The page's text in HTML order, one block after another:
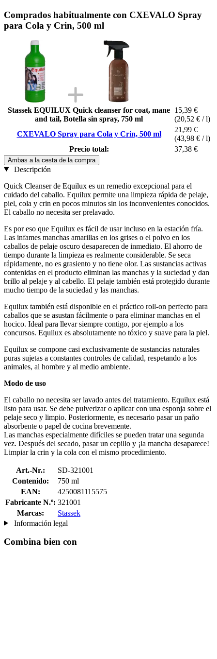
Comprados habitualmente con CXEVALO Spray
para Cola y Crin, 500 ml
Stassek EQUILUX Quick cleanser for coat, mane
and tail, Botella sin spray, 750 ml
15,39 €
(20,52 € / l)
CXEVALO Spray para Cola y Crin, 500 ml
21,99 €
(43,98 € / l)
Precio total:
37,38 €
Ambas a la cesta de la compra
Descripción
Quick Cleanser de Equilux es un remedio excepcional para el
cuidado del caballo. Equilux permite una limpieza rápida de pelaje,
piel, cola y crin en pocos minutos sin los inconvenientes conocidos.
El caballo no necesita ser prelavado.
Es por eso que Equilux es fácil de usar incluso en la estación fría.
Las infames manchas amarillas en los grises o el polvo en los
caballos de pelaje oscuro desaparecen de inmediato. El ahorro de
tiempo durante la limpieza es realmente considerable. Se seca
rápidamente, no es grasiento y no tiene olor. Las sustancias activas
contenidas en el producto eliminan las manchas y la suciedad y dan
brillo al pelaje y al cabello. El pelaje también está protegido durante
mucho tiempo de la suciedad y las manchas.
Equilux también está disponible en el práctico roll-on perfecto para
caballos que se asustan fácilmente o para eliminar manchas en el
hocico. Ideal para llevar siempre contigo, por ejemplo a los
concursos. Equilux es absolutamente no tóxico y suave para la piel.
Equilux se compone casi exclusivamente de sustancias naturales
puras sujetas a constantes controles de calidad, respetando a los
animales, al hombre y al medio ambiente.
Modo de uso
El caballo no necesita ser lavado antes del tratamiento. Equilux está
listo para usar. Se debe pulverizar o aplicar con una esponja sobre el
pelaje seco y limpio. Posteriormente, es necesario pasar un paño
absorbente o papel de cocina brevemente.
Las manchas especialmente difíciles se pueden tratar una segunda
vez. Después del secado, pasar un cepillo y ¡la mancha desaparece!
Limpiar la crin y la cola con el mismo procedimiento.
Art.-Nr.:
SD-321001
Contenido:
750 ml
EAN:
4250081115575
Fabricante N.º: 321001
Marcas:
Stassek
Información legal
Combina bien con